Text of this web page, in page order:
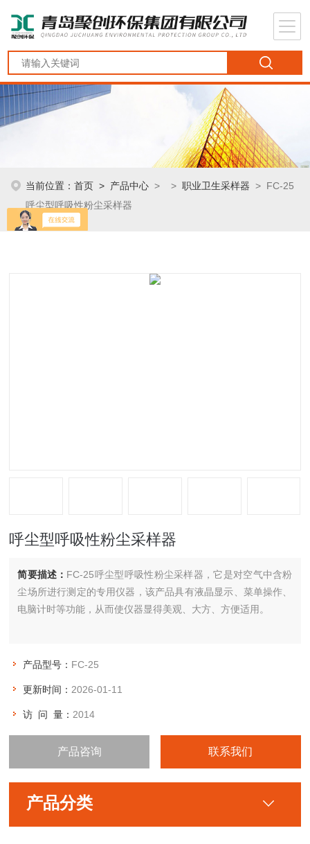
当前位置：首页 > 产品中心 > >职业卫生采样器 > FC-25
呼尘型呼吸性粉尘采样器
呼尘型呼吸性粉尘采样器
简要描述： FC-25呼尘型呼吸性粉尘采样器，它是对空气中含粉
尘场所进行测定的专用仪器，该产品具有液晶显示、菜单操作、
电脑计时等功能，从而使仪器显得美观、大方、方便适用。
产品型号： FC-25
更新时间： 2026-01-11
访 问 量： 2014
产品咨询 联系我们
产品分类